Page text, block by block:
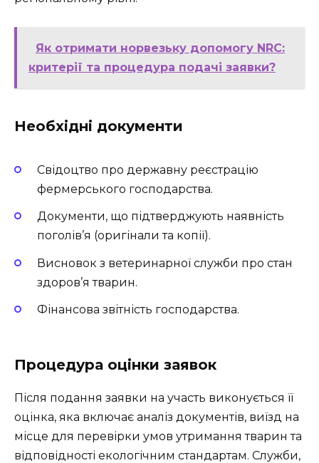
Як отримати норвезьку допомогу NRC:
критерії та процедура подачі заявки?
Необхідні документи
Свідоцтво про державну реєстрацію
фермерського господарства.
Документи, що підтверджують наявність
поголів’я (оригінали та копії).
Висновок з ветеринарної служби про стан
здоров’я тварин.
Фінансова звітність господарства.
Процедура оцінки заявок
Після подання заявки на участь виконується її
оцінка, яка включає аналіз документів, виїзд на
місце для перевірки умов утримання тварин та
відповідності екологічним стандартам. Служби,